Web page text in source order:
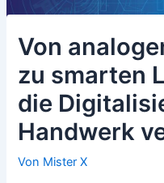
Von
zu smarten
die
Handwerk
Von Mister X